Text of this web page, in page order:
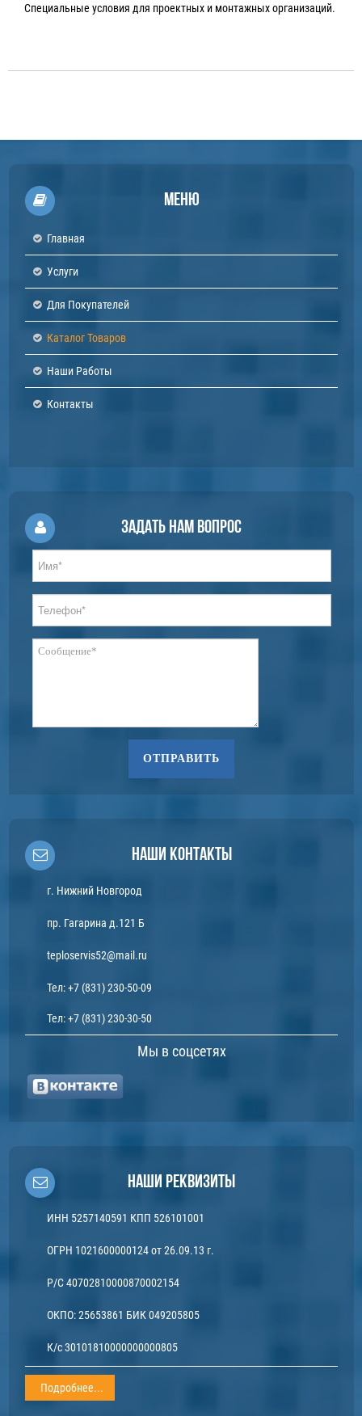
Специальные условия для проектных и монтажных организаций.
Меню
Главная
Услуги
Для Покупателей
Каталог Товаров
Наши Работы
Контакты
Задать нам вопрос
ОТПРАВИТЬ
Наши контакты
г. Нижний Новгород
пр. Гагарина д.121 Б
teploservis52@mail.ru
Тел:+7 (831) 230-50-09
Тел:+7 (831) 230-30-50
Мы в соцсетях
Наши реквизиты
ИНН 5257140591 КПП 526101001
ОГРН 1021600000124 от 26.09.13 г.
Р/С 40702810000870002154
ОКПО: 25653861 БИК 049205805
К/с 30101810000000000805
Подробнее...